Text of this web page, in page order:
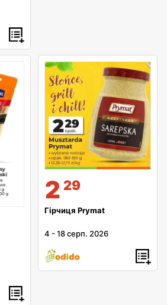
2 29
Гірчиця Prymat
4 -18 серп. 2026